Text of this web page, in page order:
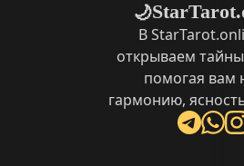
🌙
В
открываем
помогая вам
гармонию,